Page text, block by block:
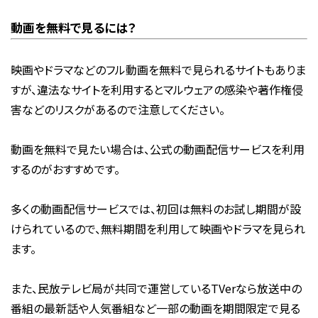
動画を無料で見るには？
映画やドラマなどのフル動画を無料で見られるサイトもありま
すが、違法なサイトを利用するとマルウェアの感染や著作権侵
害などのリスクがあるので注意してください。
動画を無料で見たい場合は、公式の動画配信サービスを利用
するのがおすすめです。
多くの動画配信サービスでは、初回は無料のお試し期間が設
けられているので、無料期間を利用して映画やドラマを見られ
ます。
また、民放テレビ局が共同で運営しているTVerなら放送中の
番組の最新話や人気番組など一部の動画を期間限定で見る